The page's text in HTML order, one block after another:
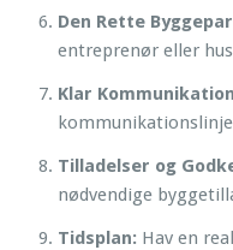
Den Rette
entreprenør eller
Klar
Tilladelser og
nødvendige
Tidsplan: Hav en